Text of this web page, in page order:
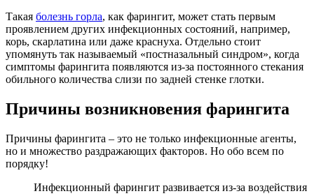
Такая болезнь горла, как фарингит, может стать первым
проявлением других инфекционных состояний, например,
корь, скарлатина или даже краснуха. Отдельно стоит
упомянуть так называемый «постназальный синдром», когда
симптомы фарингита появляются из-за постоянного стекания
обильного количества слизи по задней стенке глотки.
Причины возникновения фарингита
Причины фарингита – это не только инфекционные агенты,
но и множество раздражающих факторов. Но обо всем по
порядку!
Инфекционный фарингит развивается из-за воздействия